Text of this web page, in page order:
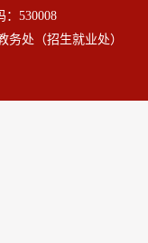
530008
处（招生就业处）